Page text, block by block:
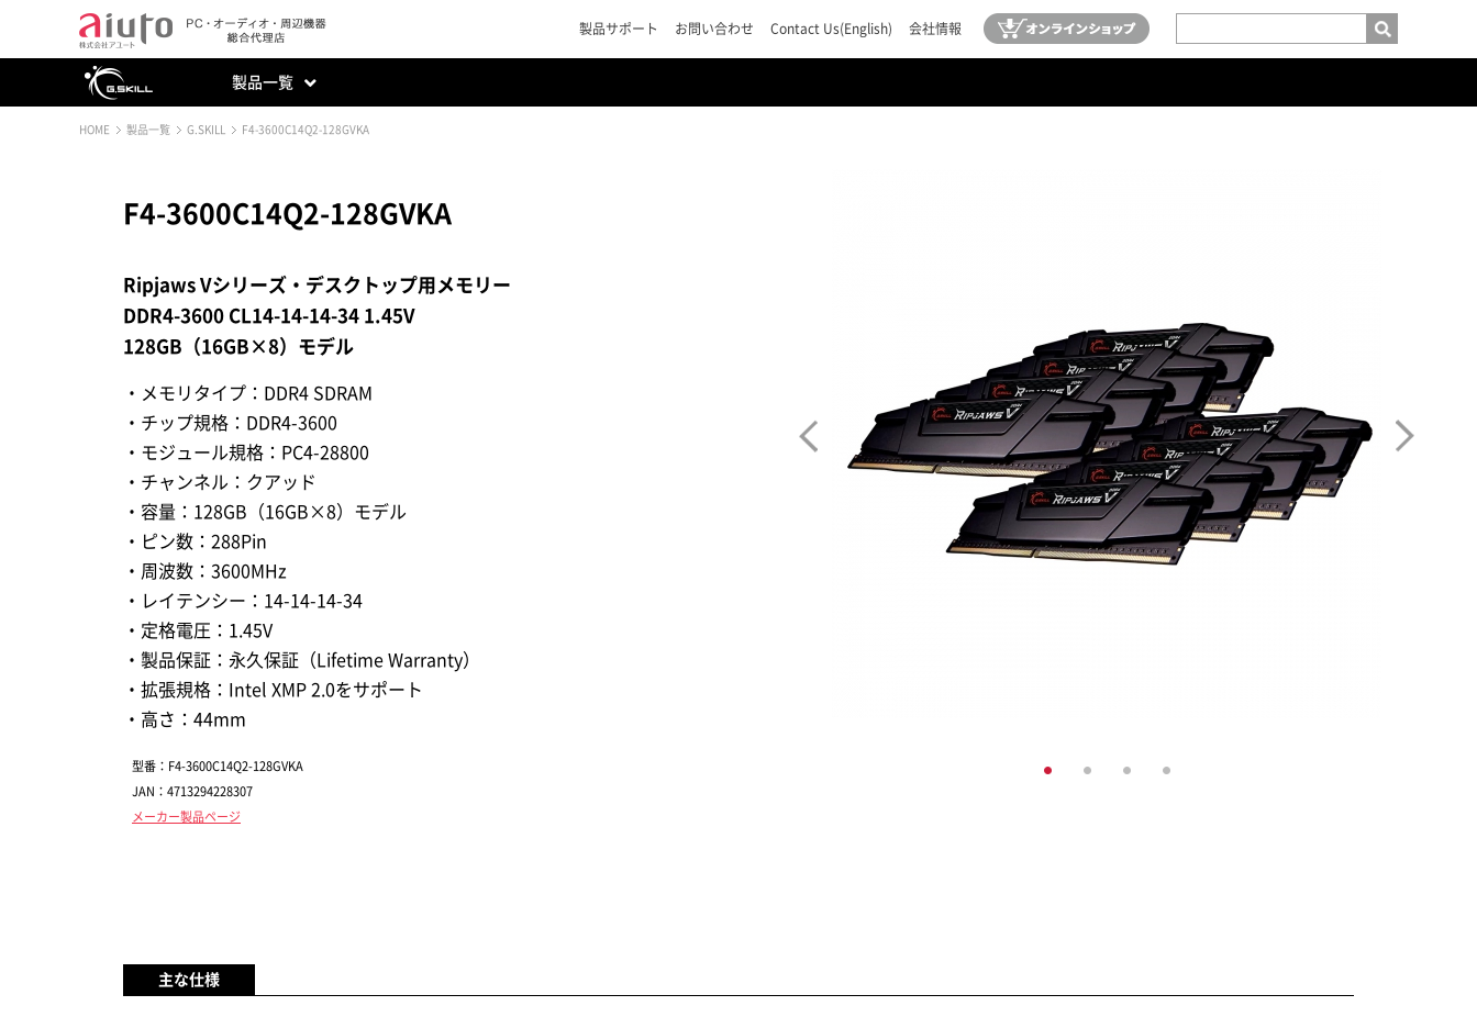
製品サポート お問い合わせ Contact Us(English) 会社情報
製品一覧
HOME 製品一覧 G.SKILL F4-3600C14Q2-128GVKA
F4-3600C14Q2-128GVKA
Ripjaws Vシリーズ・デスクトップ用メモリー
DDR4-3600 CL14-14-14-34 1.45V
128GB（16GB×8）モデル
・メモリタイプ：DDR4 SDRAM
・チップ規格：DDR4-3600
・モジュール規格：PC4-28800
・チャンネル：クアッド
・容量：128GB（16GB×8）モデル
・ピン数：288Pin
・周波数：3600MHz
・レイテンシー：14-14-14-34
・定格電圧：1.45V
・製品保証：永久保証（Lifetime Warranty）
・拡張規格：Intel XMP 2.0をサポート
・高さ：44mm
型番：F4-3600C14Q2-128GVKA
JAN：4713294228307
メーカー製品ページ
主な仕様